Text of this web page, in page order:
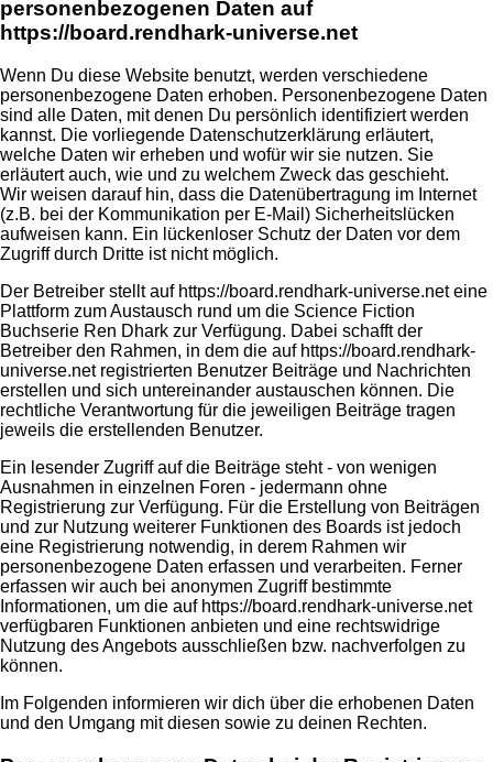
personenbezogenen Daten auf
https://board.rendhark-universe.net
Wenn Du diese Website benutzt, werden verschiedene
personenbezogene Daten erhoben. Personenbezogene Daten
sind alle Daten, mit denen Du persönlich identifiziert werden
kannst. Die vorliegende Datenschutzerklärung erläutert,
welche Daten wir erheben und wofür wir sie nutzen. Sie
erläutert auch, wie und zu welchem Zweck das geschieht.
Wir weisen darauf hin, dass die Datenübertragung im Internet
(z.B. bei der Kommunikation per E-Mail) Sicherheitslücken
aufweisen kann. Ein lückenloser Schutz der Daten vor dem
Zugriff durch Dritte ist nicht möglich.
Der Betreiber stellt auf https://board.rendhark-universe.net eine
Plattform zum Austausch rund um die Science Fiction
Buchserie Ren Dhark zur Verfügung. Dabei schafft der
Betreiber den Rahmen, in dem die auf https://board.rendhark-
universe.net registrierten Benutzer Beiträge und Nachrichten
erstellen und sich untereinander austauschen können. Die
rechtliche Verantwortung für die jeweiligen Beiträge tragen
jeweils die erstellenden Benutzer.
Ein lesender Zugriff auf die Beiträge steht - von wenigen
Ausnahmen in einzelnen Foren - jedermann ohne
Registrierung zur Verfügung. Für die Erstellung von Beiträgen
und zur Nutzung weiterer Funktionen des Boards ist jedoch
eine Registrierung notwendig, in derem Rahmen wir
personenbezogene Daten erfassen und verarbeiten. Ferner
erfassen wir auch bei anonymen Zugriff bestimmte
Informationen, um die auf https://board.rendhark-universe.net
verfügbaren Funktionen anbieten und eine rechtswidrige
Nutzung des Angebots ausschließen bzw. nachverfolgen zu
können.
Im Folgenden informieren wir dich über die erhobenen Daten
und den Umgang mit diesen sowie zu deinen Rechten.